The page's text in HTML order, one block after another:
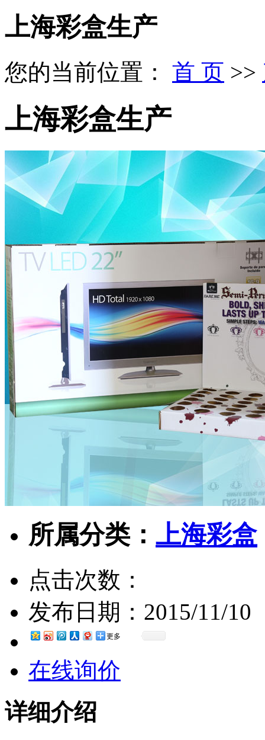
上海彩盒生产
您的当前位置： 首 页 >>
上海彩盒生产
所属分类： 上海彩盒
点击次数：
发布日期： 2015/11/10
更多
在线询价
详细介绍